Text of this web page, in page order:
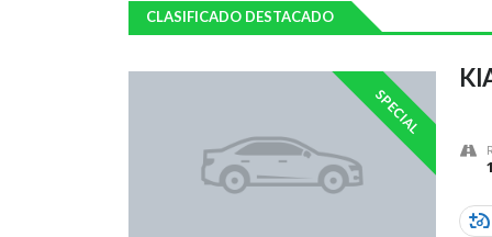
CLASIFICADO DESTACADO
SPECIAL